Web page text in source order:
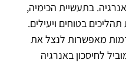
בתעשיית הכימיה,
בטוחים ויעילים.
מאפשרות לנצל את
לחיסכון באנרגיה